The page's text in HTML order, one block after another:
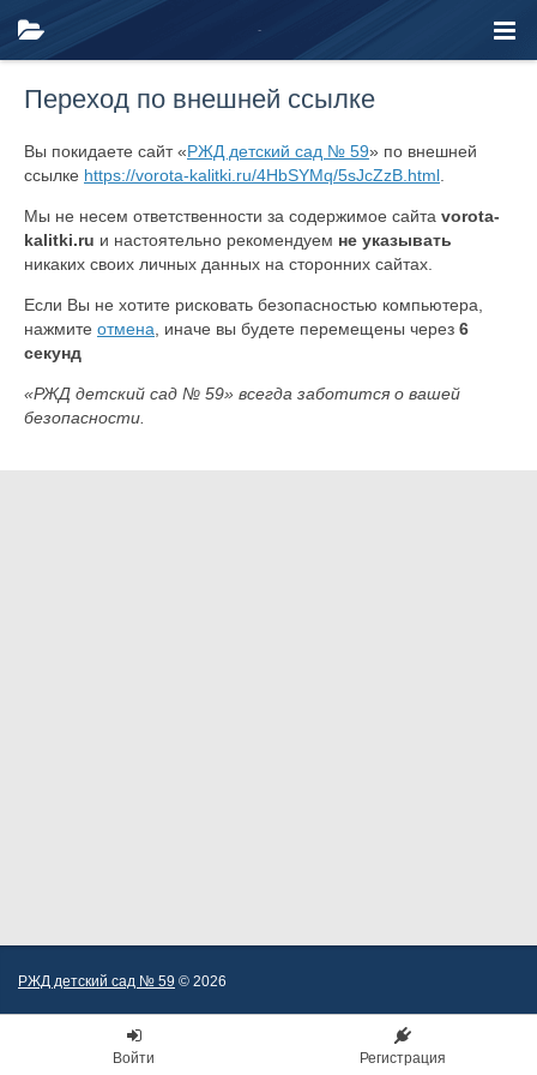
Переход по внешней ссылке
Вы покидаете сайт «РЖД детский сад № 59» по внешней
ссылке https://vorota-kalitki.ru/4HbSYMq/5sJcZzB.html
Мы не несем ответственности за содержимое сайта vorota-
kalitki.ru и настоятельно рекомендуем не указывать
никаких своих личных данных на сторонних сайтах.
Если Вы не хотите рисковать безопасностью компьютера,
нажмите отмена , иначе вы будете перемещены через 6
секунд
«РЖД детский сад № 59» всегда заботится о вашей
безопасности.
РЖД детский сад № 59 © 2026
Войти Регистрация